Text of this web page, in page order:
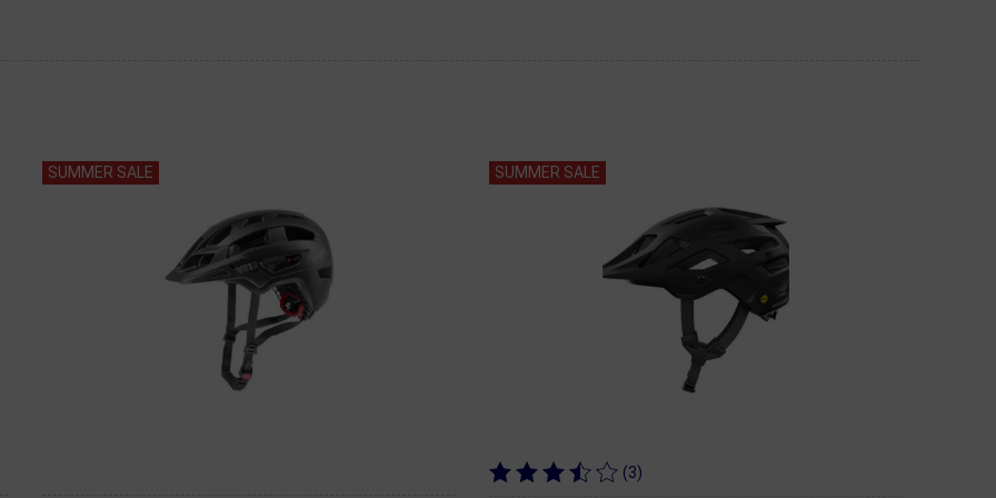
SUMMER SALE SUMMER SALE
(3)